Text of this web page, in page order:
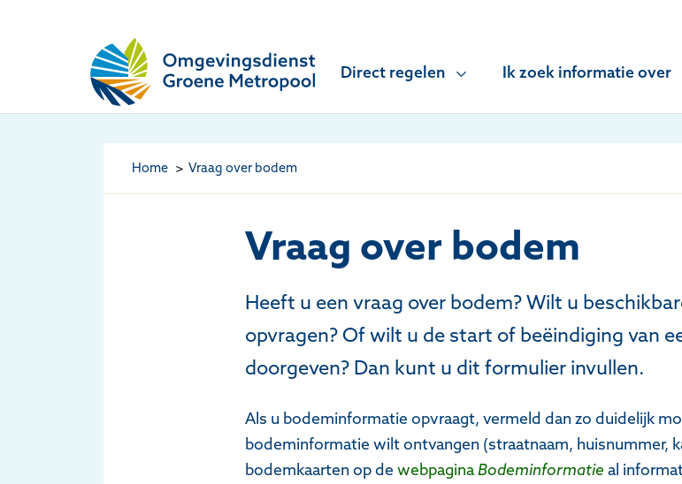
Omgevingsdienst Groene Metropool
Direct regelen
Ik zoek informatie over
Home Vraag over bodem
Vraag over bodem
Heeft u een vraag over bodem? Wilt u
opvragen? Of wilt u de start of beëindiging van
doorgeven? Dan kunt u dit formulier invullen.
Als u bodeminformatie opvraagt, vermeld dan zo duidelijk
bodeminformatie wilt ontvangen (straatnaam, huisnummer,
bodemkaarten op de webpaginaBodeminformatie al